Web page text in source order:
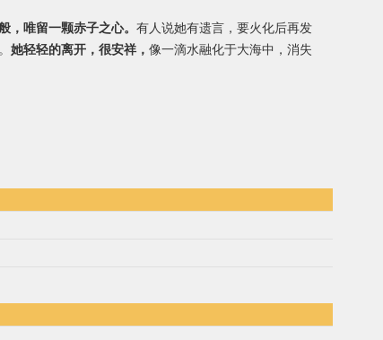
，唯留一颗赤子之心。 有人说她有遗言，要火化后再发
她轻轻的离开，很安祥， 像一滴水融化于大海中，消失